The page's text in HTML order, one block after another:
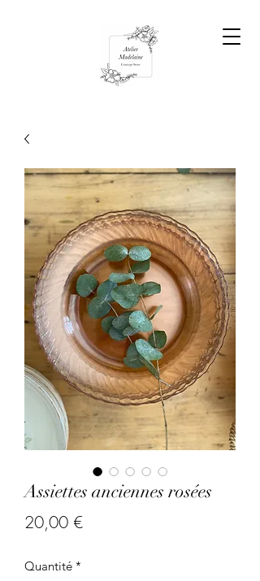
Assiettes anciennes rosées
20,00 €Prix
Quantité *